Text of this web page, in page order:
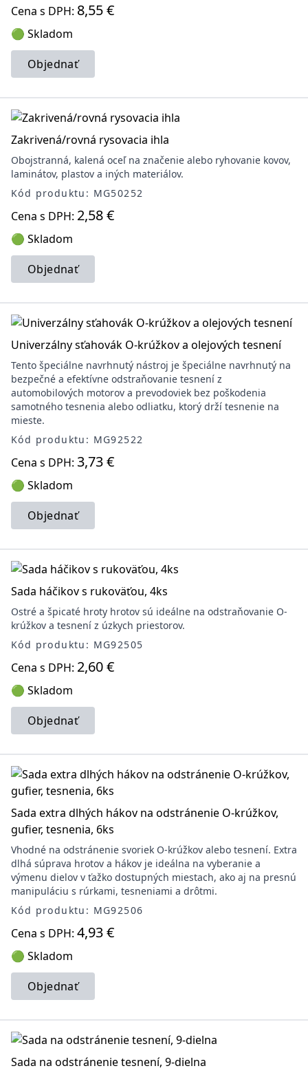
Cena s DPH: 8,55 €
🟢 Skladom
Objednať
Zakrivená/rovná rysovacia ihla
Obojstranná, kalená oceľ na značenie alebo ryhovanie kovov,
laminátov, plastov a iných materiálov.
Kód produktu: MG50252
Cena s DPH: 2,58 €
🟢 Skladom
Objednať
Univerzálny sťahovák O-krúžkov a olejových tesnení
Tento špeciálne navrhnutý nástroj je špeciálne navrhnutý na
bezpečné a efektívne odstraňovanie tesnení z
automobilových motorov a prevodoviek bez poškodenia
samotného tesnenia alebo odliatku, ktorý drží tesnenie na
mieste.
Kód produktu: MG92522
Cena s DPH: 3,73 €
🟢 Skladom
Objednať
Sada háčikov s rukoväťou, 4ks
Ostré a špicaté hroty hrotov sú ideálne na odstraňovanie O-
krúžkov a tesnení z úzkych priestorov.
Kód produktu: MG92505
Cena s DPH: 2,60 €
🟢 Skladom
Objednať
Sada extra dlhých hákov na odstránenie O-krúžkov,
gufier, tesnenia, 6ks
Vhodné na odstránenie svoriek O-krúžkov alebo tesnení. Extra
dlhá súprava hrotov a hákov je ideálna na vyberanie a
výmenu dielov v ťažko dostupných miestach, ako aj na presnú
manipuláciu s rúrkami, tesneniami a drôtmi.
Kód produktu: MG92506
Cena s DPH: 4,93 €
🟢 Skladom
Objednať
Sada na odstránenie tesnení, 9-dielna